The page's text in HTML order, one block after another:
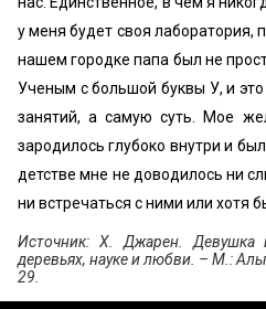
у меня будет своя лаборатория,
нашем городке папа был не
Ученым с большой буквы У, и
занятий, а самую суть. Мое
зародилось глубоко внутри и
детстве мне не доводилось ни
ни встречаться с ними или хотя
Источник: Х. Джарен. Девушка
деревьях, науке и любви. – М.:
29.